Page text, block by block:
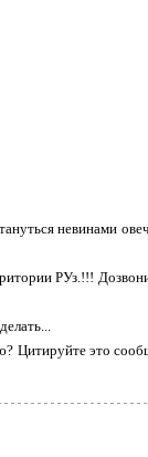
невинами
РУз.!!!
Цитируйте это